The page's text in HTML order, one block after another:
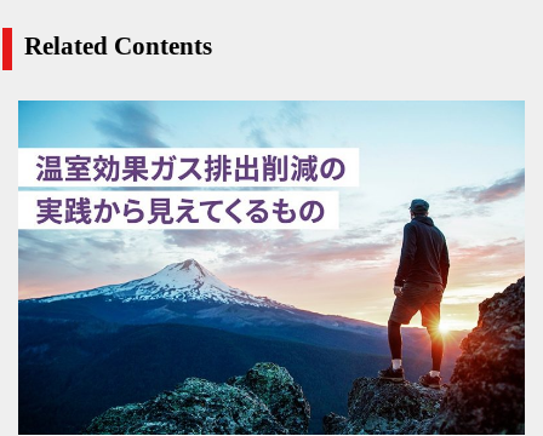
Related Contents